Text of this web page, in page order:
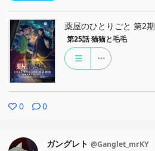
薬屋のひとりごと 第2期
第25話 猫猫と毛毛
0 0
ガングレト @Ganglet_mrKY